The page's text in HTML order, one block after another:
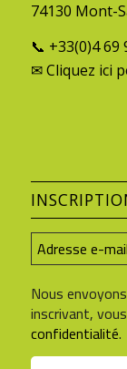
74130 Mont-
📞 +33(0)4 69
✉Cliquez ici
Nous
inscrivant,
confidentialité.